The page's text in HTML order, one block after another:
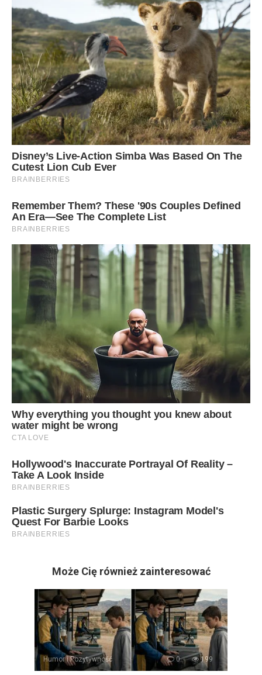
Może Cię również zainteresować
Humor i Pozytywność 0 199